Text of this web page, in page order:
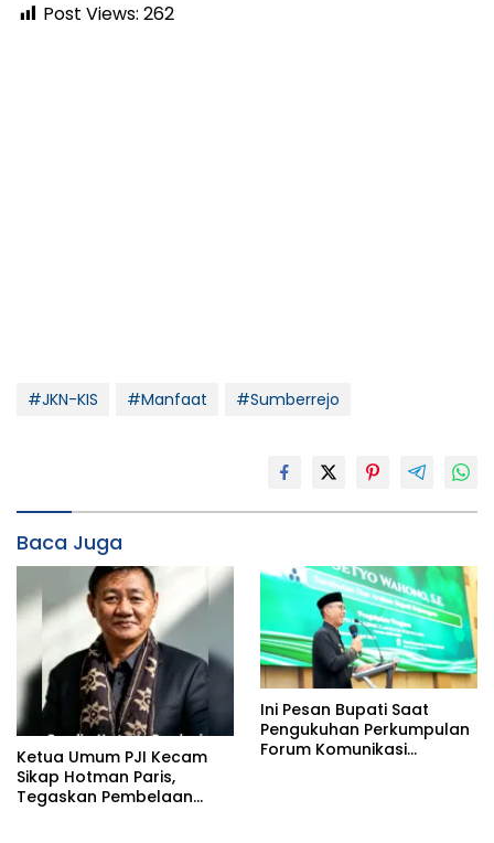
Post Views: 262
#JKN-KIS #Manfaat #Sumberrejo
Baca Juga
Ketua Umum PJI Kecam
Sikap Hotman Paris,
Tegaskan Pembelaan
Ini Pesan Bupati Saat
Pengukuhan Perkumpulan
Forum Komunikasi